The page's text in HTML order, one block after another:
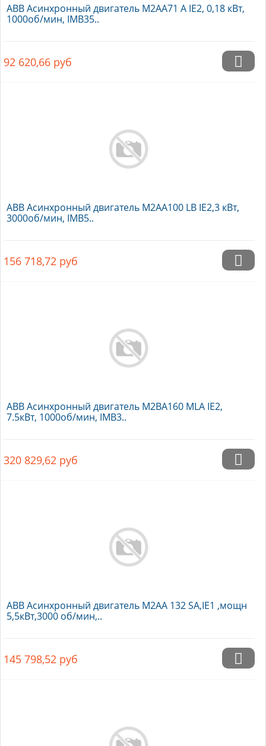
ABB Асинхронный двигатель M2AA71 A IE2, 0,18 кВт,
1000об/мин, IMB35..
92 620,66 руб
ABB Асинхронный двигатель M2AA100 LB IE2,3 кВт,
3000об/мин, IMB5..
156 718,72 руб
ABB Асинхронный двигатель M2BA160 MLA IE2,
7.5кВт, 1000об/мин, IMB3..
320 829,62 руб
ABB Асинхронный двигатель M2AA 132 SA,IE1 ,мощн
5,5кВт,3000 об/мин,..
145 798,52 руб